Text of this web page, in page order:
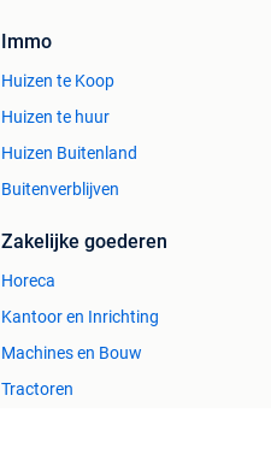
Immo
Huizen te Koop
Huizen te huur
Huizen Buitenland
Buitenverblijven
Zakelijke goederen
Horeca
Kantoor en Inrichting
Machines en Bouw
Tractoren